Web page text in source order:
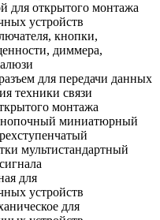
для открытого монтажа
устройств
кнопки,
диммера,
для передачи данных
техники связи
монтажа
миниатюрный
мультистандартный
для
устройств
для